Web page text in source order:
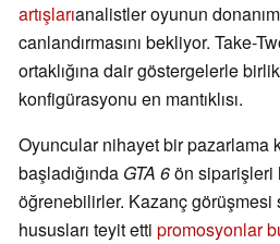
artışlarıanalistler oyunun
canlandırmasını bekliyor. Take-
ortaklığına dair göstergelerle
konfigürasyonu en mantıklısı.
Oyuncular nihayet bir pazarlama
başladığında GTA 6ön siparişleri
öğrenebilirler. Kazanç görüşmesi
hususları teyit etti promosyonlar